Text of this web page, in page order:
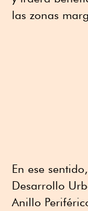
las zonas
En ese
Desarrollo
Anillo